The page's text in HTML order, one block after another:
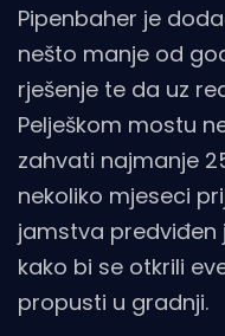
Pipenbaher je
nešto manje od
rješenje te da uz
Pelješkom mostu
zahvati najmanje
nekoliko mjeseci
jamstva
kako bi se otkrili
propusti u gradnji.